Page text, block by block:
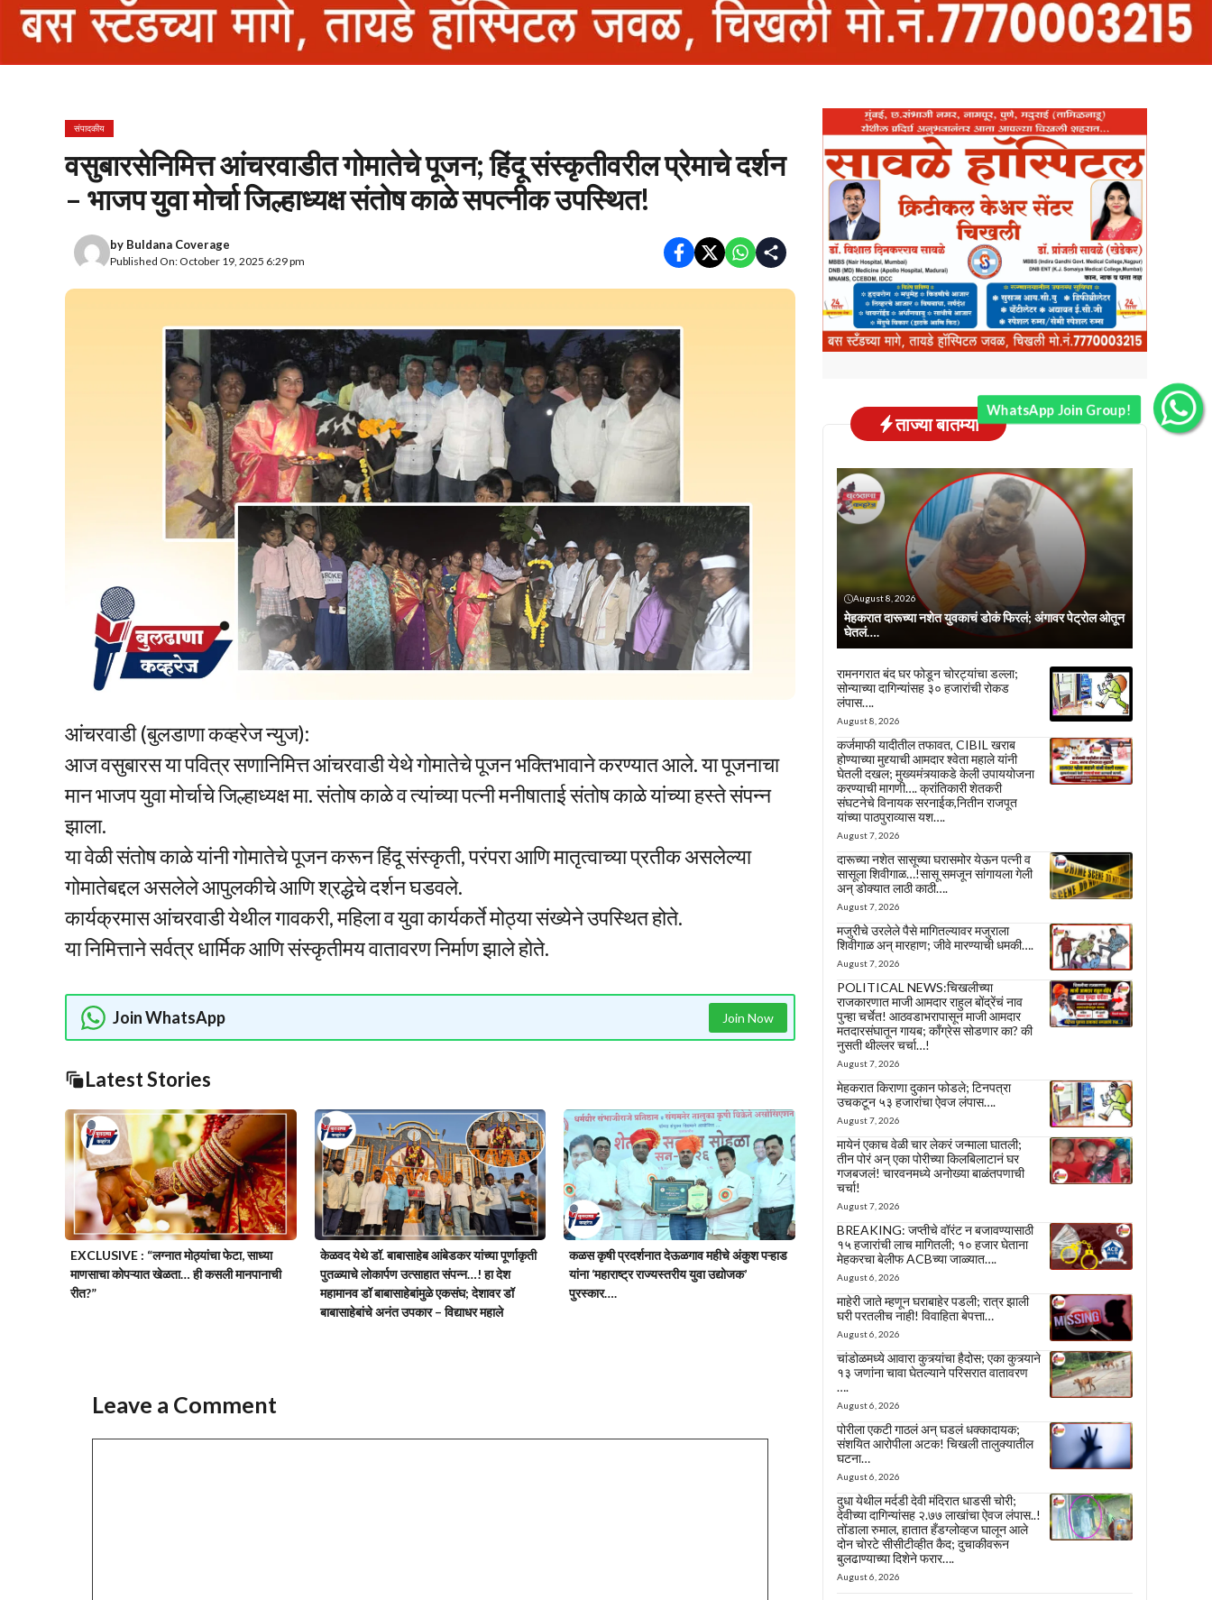
संपादकीय
वसुबारसेनिमित्त आंचरवाडीत गोमातेचे पूजन; हिंदू संस्कृतीवरील प्रेमाचे दर्शन
– भाजप युवा मोर्चा जिल्हाध्यक्ष संतोष काळे सपत्नीक उपस्थित!
by Buldana Coverage
Published On: October 19, 2025 6:29 pm
आंचरवाडी (बुलडाणा कव्हरेज न्युज):
आज वसुबारस या पवित्र सणानिमित्त आंचरवाडी येथे गोमातेचे पूजन भक्तिभावाने करण्यात आले. या पूजनाचा
मान भाजप युवा मोर्चाचे जिल्हाध्यक्ष मा. संतोष काळे व त्यांच्या पत्नी मनीषाताई संतोष काळे यांच्या हस्ते संपन्न
झाला.
या वेळी संतोष काळे यांनी गोमातेचे पूजन करून हिंदू संस्कृती, परंपरा आणि मातृत्वाच्या प्रतीक असलेल्या
गोमातेबद्दल असलेले आपुलकीचे आणि श्रद्धेचे दर्शन घडवले.
कार्यक्रमास आंचरवाडी येथील गावकरी, महिला व युवा कार्यकर्ते मोठ्या संख्येने उपस्थित होते.
या निमित्ताने सर्वत्र धार्मिक आणि संस्कृतीमय वातावरण निर्माण झाले होते.
Join WhatsApp Join Now
Latest Stories
EXCLUSIVE : “लग्नात मोठ्यांचा फेटा, साध्या
माणसाचा कोपऱ्यात खेळता… ही कसली मानपानाची
रीत?”
केळवद येथे डॉ. बाबासाहेब आंबेडकर यांच्या पूर्णाकृती
पुतळ्याचे लोकार्पण उत्साहात संपन्न…! हा देश
महामानव डॉ बाबासाहेबांमुळे एकसंघ; देशावर डॉ
बाबासाहेबांचे अनंत उपकार – विद्याधर महाले
कळस कृषी प्रदर्शनात देऊळगाव महीचे अंकुश पऱ्हाड
यांना ‘महाराष्ट्र राज्यस्तरीय युवा उद्योजक’
पुरस्कार….
Leave a Comment
ताज्या बातम्या
August 8, 2026
मेहकरात दारूच्या नशेत युवकाचं डोकं फिरलं; अंगावर पेट्रोल ओतून
घेतलं….
रामनगरात बंद घर फोडून चोरट्यांचा डल्ला;
सोन्याच्या दागिन्यांसह ३० हजारांची रोकड
लंपास….
August 8, 2026
कर्जमाफी यादीतील तफावत, CIBIL खराब
होण्याच्या मुद्द्याची आमदार श्वेता महाले यांनी
घेतली दखल; मुख्यमंत्र्याकडे केली उपाययोजना
करण्याची मागणी…. क्रांतिकारी शेतकरी
संघटनेचे विनायक सरनाईक,नितीन राजपूत
यांच्या पाठपुराव्यास यश….
August 7, 2026
दारूच्या नशेत सासूच्या घरासमोर येऊन पत्नी व
सासूला शिवीगाळ…!सासू समजून सांगायला गेली
अन् डोक्यात लाठी काठी….
August 7, 2026
मजुरीचे उरलेले पैसे मागितल्यावर मजुराला
शिवीगाळ अन् मारहाण; जीवे मारण्याची धमकी….
August 7, 2026
POLITICAL NEWS:चिखलीच्या
राजकारणात माजी आमदार राहुल बोंद्रेंचं नाव
पुन्हा चर्चेत! आठवडाभरापासून माजी आमदार
मतदारसंघातून गायब; काँग्रेस सोडणार का? की
नुसती थील्लर चर्चा…!
August 7, 2026
मेहकरात किराणा दुकान फोडले; टिनपत्रा
उचकटून ५३ हजारांचा ऐवज लंपास….
August 7, 2026
मायेनं एकाच वेळी चार लेकरं जन्माला घातली;
तीन पोरं अन् एका पोरीच्या किलबिलाटानं घर
गजबजलं! चारवनमध्ये अनोख्या बाळंतपणाची
चर्चा!
August 7, 2026
BREAKING: जप्तीचे वॉरंट न बजावण्यासाठी
१५ हजारांची लाच मागितली; १० हजार घेताना
मेहकरचा बेलीफ ACBच्या जाळ्यात….
August 6, 2026
माहेरी जाते म्हणून घराबाहेर पडली; रात्र झाली
घरी परतलीच नाही! विवाहिता बेपत्ता…
August 6, 2026
चांडोळमध्ये आवारा कुत्र्यांचा हैदोस; एका कुत्र्याने
१३ जणांना चावा घेतल्याने परिसरात वातावरण
….
August 6, 2026
पोरीला एकटी गाठलं अन् घडलं धक्कादायक;
संशयित आरोपीला अटक! चिखली तालुक्यातील
घटना…
August 6, 2026
दुधा येथील मर्दडी देवी मंदिरात धाडसी चोरी;
देवीच्या दागिन्यांसह २.७७ लाखांचा ऐवज लंपास..!
तोंडाला रुमाल, हातात हँडग्लोव्हज घालून आले
दोन चोरटे सीसीटीव्हीत कैद; दुचाकीवरून
बुलढाण्याच्या दिशेने फरार….
August 6, 2026
WhatsApp Join Group!